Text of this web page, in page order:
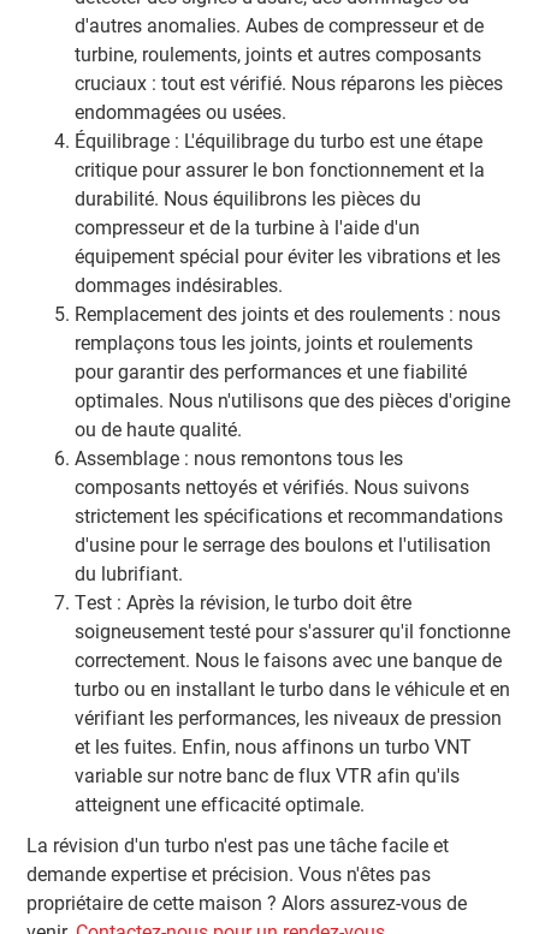
d'autres anomalies. Aubes de compresseur et de
turbine, roulements, joints et autres composants
cruciaux : tout est vérifié. Nous réparons les pièces
endommagées ou usées.
Équilibrage : L'équilibrage du turbo est une étape
critique pour assurer le bon fonctionnement et la
durabilité. Nous équilibrons les pièces du
compresseur et de la turbine à l'aide d'un
équipement spécial pour éviter les vibrations et les
dommages indésirables.
Remplacement des joints et des roulements : nous
remplaçons tous les joints, joints et roulements
pour garantir des performances et une fiabilité
optimales. Nous n'utilisons que des pièces d'origine
ou de haute qualité.
Assemblage : nous remontons tous les
composants nettoyés et vérifiés. Nous suivons
strictement les spécifications et recommandations
d'usine pour le serrage des boulons et l'utilisation
du lubrifiant.
Test : Après la révision, le turbo doit être
soigneusement testé pour s'assurer qu'il fonctionne
correctement. Nous le faisons avec une banque de
turbo ou en installant le turbo dans le véhicule et en
vérifiant les performances, les niveaux de pression
et les fuites. Enfin, nous affinons un turbo VNT
variable sur notre banc de flux VTR afin qu'ils
atteignent une efficacité optimale.
La révision d'un turbo n'est pas une tâche facile et
demande expertise et précision. Vous n'êtes pas
propriétaire de cette maison ? Alors assurez-vous de